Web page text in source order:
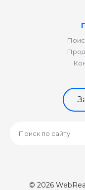
© 2026